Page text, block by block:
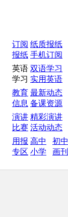
订阅
报纸
纸质报纸
手机订阅
英语
学习
双语学习
实用英语
教育
信息
最新动态
备课资源
演讲
比赛
精彩演讲
活动动态
用报
专区
高中
初中
小学
画刊